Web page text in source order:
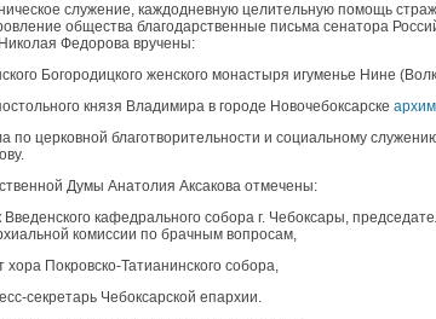
служение, каждодневную целительную помощь
общества благодарственные письма сенатора
Федорова вручены:
Богородицкого женского монастыря игуменье Нине
князя Владимира в городе Новочебоксарске
по церковной благотворительности и социальному
Думы Анатолия Аксакова отмечены:
Введенского кафедрального собора г. Чебоксары,
комиссии по брачным вопросам,
Покровско-Татианинского собора,
секретарь Чебоксарской епархии.